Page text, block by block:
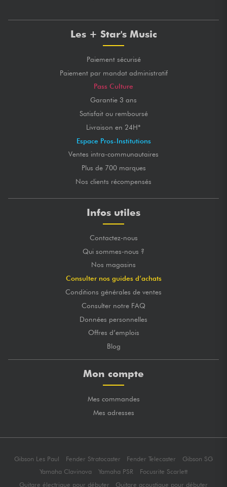
Les + Star's Music
Paiement sécurisé
Paiement par mandat administratif
Pass Culture
Garantie 3 ans
Satisfait ou remboursé
Livraison en 24H*
Espace Pros-Institutions
Ventes intra-communautaires
Plus de 700 marques
Nos clients récompensés
Infos utiles
Contactez-nous
Qui sommes-nous ?
Nos magasins
Consulter nos guides d’achats
Conditions générales de ventes
Consulter notre FAQ
Données personnelles
Offres d’emplois
Blog
Mon compte
Mes commandes
Mes adresses
Gibson Les Paul Fender Stratocaster Fender Telecaster
Gibson SG
Yamaha Clavinova
Yamaha PSR
Focusrite Scarlett
Guitare électrique pour débuter
Guitare acoustique pour débuter